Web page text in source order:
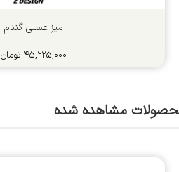
میز عسلی گندم
۴۵,۲۲۵,۰۰۰ تومان
مشاهده شده